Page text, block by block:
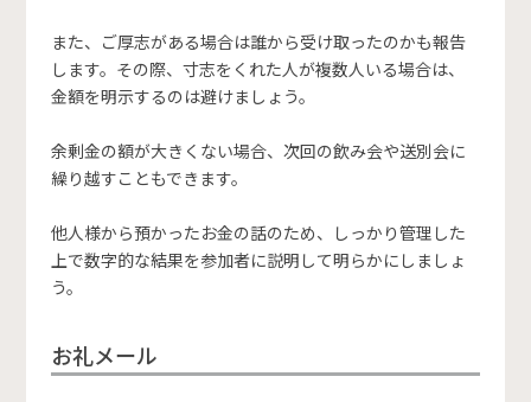
また、ご厚志がある場合は誰から受け取ったのかも報告
します。その際、寸志をくれた人が複数人いる場合は、
金額を明示するのは避けましょう。
余剰金の額が大きくない場合、次回の飲み会や送別会に
繰り越すこともできます。
他人様から預かったお金の話のため、しっかり管理した
上で数字的な結果を参加者に説明して明らかにしましょ
う。
お礼メール